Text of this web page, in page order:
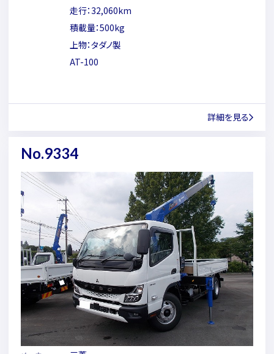
走行：32,060km
積載量：500kg
上物：タダノ製
AT-100
詳細を見る
No.9334